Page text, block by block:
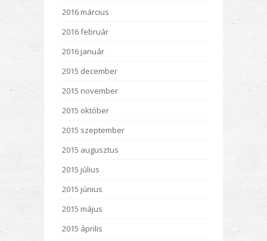
2016 március
2016 február
2016 január
2015 december
2015 november
2015 október
2015 szeptember
2015 augusztus
2015 július
2015 június
2015 május
2015 április